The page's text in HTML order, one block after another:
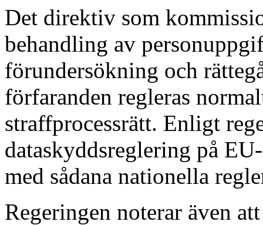
Det direktiv som
behandling av
förundersökning och
förfaranden regleras
straffprocessrätt. Enligt
dataskyddsreglering på
med sådana nationella
Regeringen noterar även